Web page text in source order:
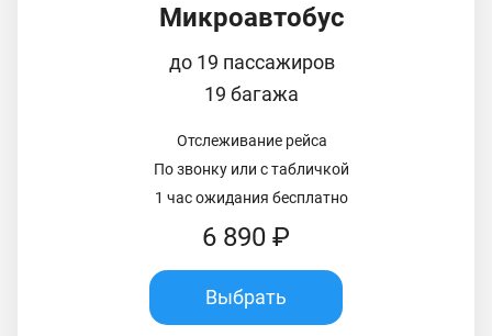
Микроавтобус
до 19 пассажиров
19 багажа
Отслеживание рейса
По звонку или с табличкой
1 час ожидания бесплатно
6 890 ₽
Выбрать